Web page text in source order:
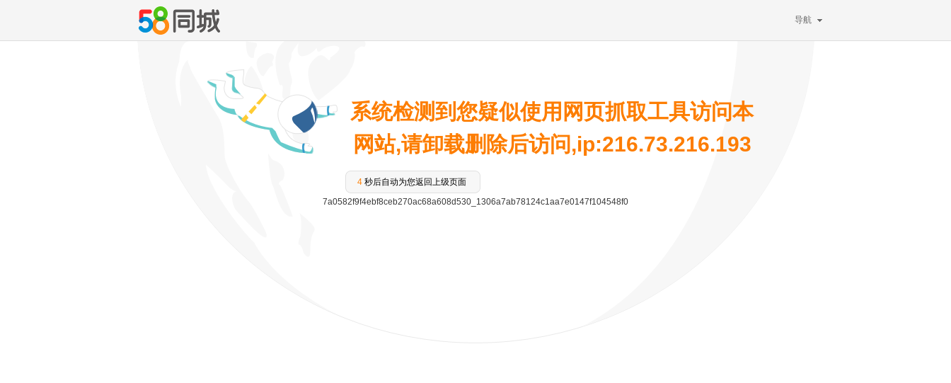
导航
系统检测到您疑似使用网页抓取工具访问本
网站,请卸载删除后访问,ip:216.73.216.193
4 秒后自动为您返回上级页面
7a0582f9f4ebf8ceb270ac68a608d530_1306a7ab78124c1aa7e0147f104548f0